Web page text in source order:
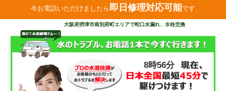
今お電話いただけましたら 即日修理対応可能です
大阪府摂津市南別府町エリアで蛇口水漏れ、水栓交換
8時56分